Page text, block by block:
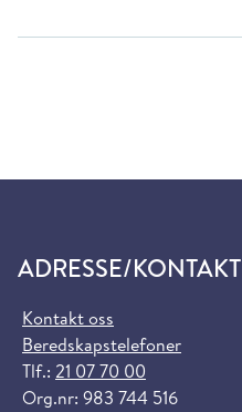
ADRESSE/KONTAKT
Kontakt oss
Beredskapstelefoner
Tlf.: 21 07 70 00
Org.nr: 983 744 516